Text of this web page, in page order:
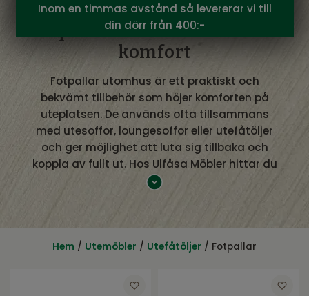
Fotpallar utomhus för extra
komfort
Fotpallar utomhus är ett praktiskt och
bekvämt tillbehör som höjer komforten på
uteplatsen. De används ofta tillsammans
med utesoffor, loungesoffor eller utefåtöljer
och ger möjlighet att luta sig tillbaka och
koppla av fullt ut. Hos Ulfåsa Möbler hittar du
fotpallar för utomhusbruk som är anpassade
dina möbler
Förutom att ge extra komfort kan den även
Hem / Utemöbler / Utefåtöljer / Fotpallar
Inom en timmas avstånd så levererar vi till
din dörr från 400:-